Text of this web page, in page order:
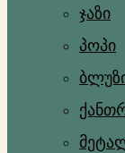
ჯაზი
პოპი